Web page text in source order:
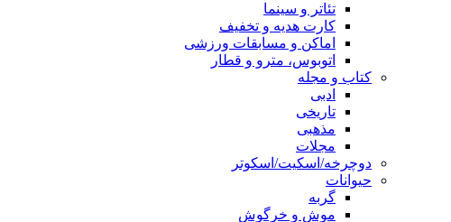
تئاتر و سینما
کارت هدیه و تخفیف
اماکن و مسابقات ورزشی
اتوبوس، مترو و قطار
کتاب و مجله
ادبی
تاریخی
مذهبی
مجلات
دوچرخه/اسکیت/اسکوتر
حیوانات
گربه
موش و خرگوش